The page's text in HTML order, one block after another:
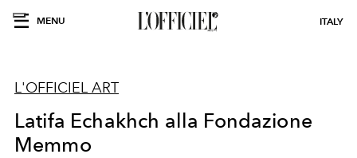
MENU ITALY
L'OFFICIEL ART
Latifa Echakhch alla Fondazione
Memmo